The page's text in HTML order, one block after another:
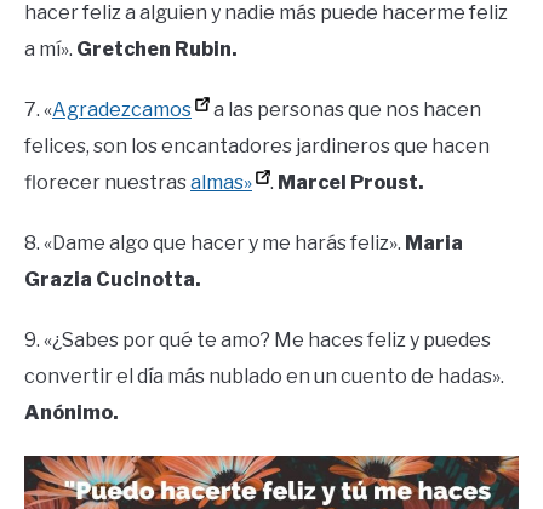
hacer feliz a alguien y nadie más puede hacerme feliz
a mí». Gretchen Rubin.
7. «Agradezcamos
a las personas que nos hacen
felices, son los encantadores jardineros que hacen
florecer nuestrasalmas» . Marcel Proust.
8. «Dame algo que hacer y me harás feliz». Maria
Grazia Cucinotta.
9. «¿Sabes por qué te amo? Me haces feliz y puedes
convertir el día más nublado en un cuento de hadas».
Anónimo.